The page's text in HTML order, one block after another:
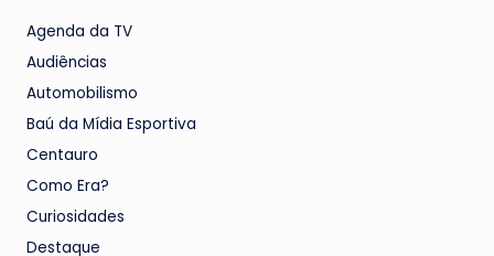
Agenda da TV
Audiências
Automobilismo
Baú da Mídia Esportiva
Centauro
Como Era?
Curiosidades
Destaque